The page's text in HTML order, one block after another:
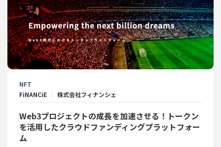
NFT
FiNANCiE
株式会社フィナンシェ
Web3プロジェクトの成長を加速させる！トークン
を活用したクラウドファンディングプラットフォー
ム